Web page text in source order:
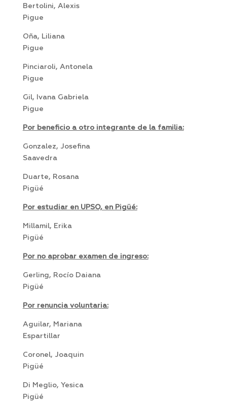
Bertolini, Alexis
Pigue
Oña, Liliana
Pigue
Pinciaroli, Antonela
Pigue
Gil, Ivana Gabriela
Pigue
Por beneficio a otro integrante de la familia:
Gonzalez, Josefina
Saavedra
Duarte, Rosana
Pigüé
Por estudiar en UPSO, en Pigüé:
Millamil, Erika
Pigüé
Por no aprobar examen de ingreso:
Gerling, Rocío Daiana
Pigüé
Por renuncia voluntaria:
Aguilar, Mariana
Espartillar
Coronel, Joaquin
Pigüé
Di Meglio, Yesica
Pigüé